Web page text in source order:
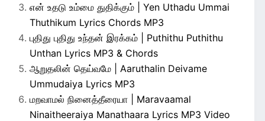
என் உதடு உம்மை துதிக்கும் | Yen Uthadu Ummai
Thuthikum Lyrics Chords MP3
புதிது புதிது உந்தன் இரக்கம் | Puthithu Puthithu
Unthan Lyrics MP3 & Chords
ஆறுதலின் தெய்வமே | Aaruthalin Deivame
Ummudaiya Lyrics MP3
மறவாமல் நினைத்தீரையா | Maravaamal
Ninaitheeraiya Manathaara Lyrics MP3 Video